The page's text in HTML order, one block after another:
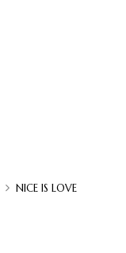
NICE IS LOVE